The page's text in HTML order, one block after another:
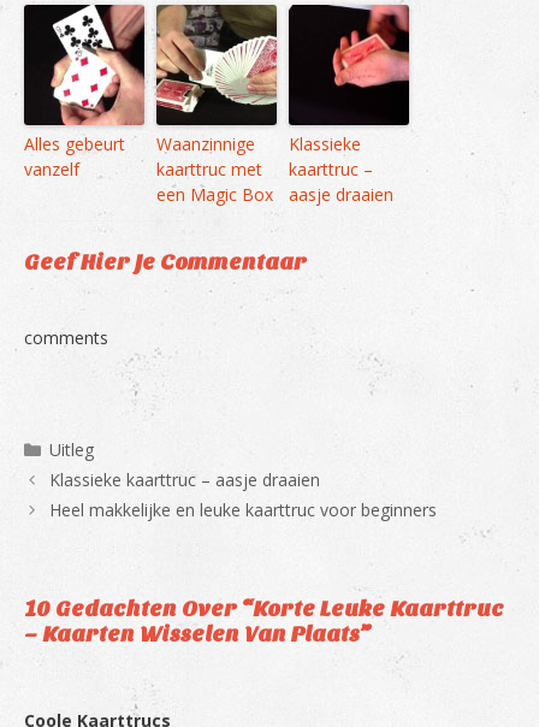
Alles gebeurt
vanzelf
Waanzinnige
kaarttruc met
een Magic Box
Klassieke
kaarttruc –
aasje draaien
Geef Hier Je Commentaar
comments
Categorieën
Uitleg
Klassieke kaarttruc – aasje draaien
Heel makkelijke en leuke kaarttruc voor beginners
10 Gedachten Over “Korte Leuke Kaarttruc
– Kaarten Wisselen Van Plaats”
Coole Kaarttrucs